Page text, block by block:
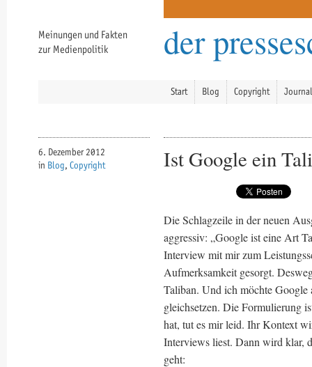
Meinungen und Fakten
zur Medienpolitik
der
Start Blog Copyright
6. Dezember 2012
in Blog, Copyright Ist Google ein
Die Schlagzeile in der neuen
aggressiv: „Google ist eine Art
Interview mit mir zum
Aufmerksamkeit gesorgt.
Taliban. Und ich möchte Google
gleichsetzen. Die Formulierung
hat, tut es mir leid. Ihr Kontext
Interviews liest. Dann wird klar,
geht: